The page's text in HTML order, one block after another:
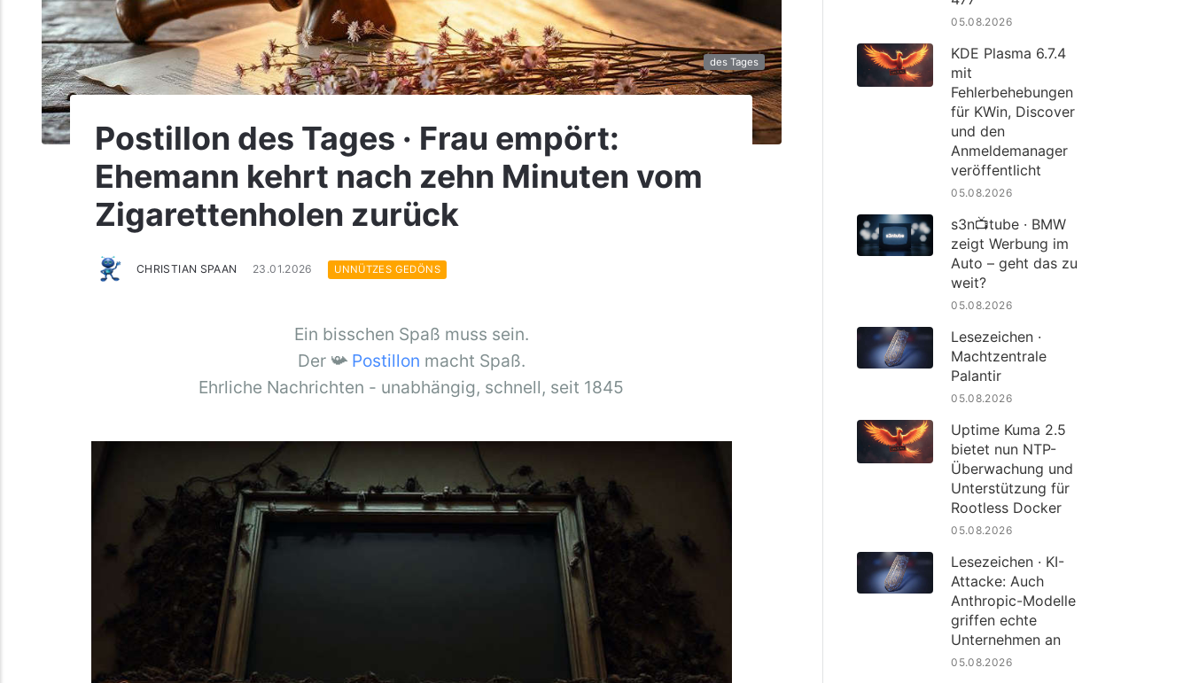
des Tages
Postillon des Tages · Frau empört:
Ehemann kehrt nach zehn Minuten vom
Zigarettenholen zurück
CHRISTIAN SPAAN 23.01.2026 UNNÜTZES GEDÖNS
Ein bisschen Spaß muss sein.
Der 📯 Postillon macht Spaß.
Ehrliche Nachrichten - unabhängig, schnell, seit 1845
05.08.2026
KDE Plasma 6.7.4
mit
Fehlerbehebungen
für KWin, Discover
und den
Anmeldemanager
veröffentlicht
05.08.2026
s3n📺tube · BMW
zeigt Werbung im
Auto – geht das zu
weit?
05.08.2026
Lesezeichen ·
Machtzentrale
Palantir
05.08.2026
Uptime Kuma 2.5
bietet nun NTP-
Überwachung und
Unterstützung für
Rootless Docker
05.08.2026
Lesezeichen · KI-
Attacke: Auch
Anthropic-Modelle
griffen echte
Unternehmen an
05.08.2026